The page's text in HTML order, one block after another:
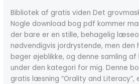
Bibliotek af gratis viden Det
Nogle download bog pdf kommer
der bare er en stille, behagelig
nødvendigvis jordrystende, men den
bøger øjeblikke, og denne samling
under den kategori for mig. Denne
gratis læsning “Orality and Literacy”,